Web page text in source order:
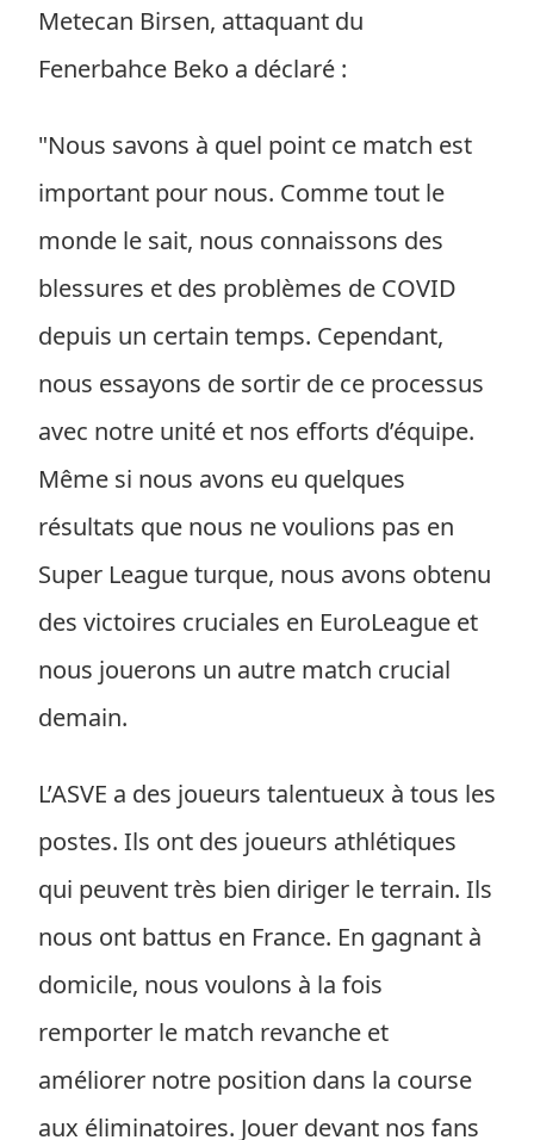
Metecan Birsen, attaquant du
Fenerbahce Beko a déclaré :
"Nous savons à quel point ce match est
important pour nous. Comme tout le
monde le sait, nous connaissons des
blessures et des problèmes de COVID
depuis un certain temps. Cependant,
nous essayons de sortir de ce processus
avec notre unité et nos efforts d’équipe.
Même si nous avons eu quelques
résultats que nous ne voulions pas en
Super League turque, nous avons obtenu
des victoires cruciales en EuroLeague et
nous jouerons un autre match crucial
demain.
L’ASVE a des joueurs talentueux à tous les
postes. Ils ont des joueurs athlétiques
qui peuvent très bien diriger le terrain. Ils
nous ont battus en France. En gagnant à
domicile, nous voulons à la fois
remporter le match revanche et
améliorer notre position dans la course
aux éliminatoires. Jouer devant nos fans